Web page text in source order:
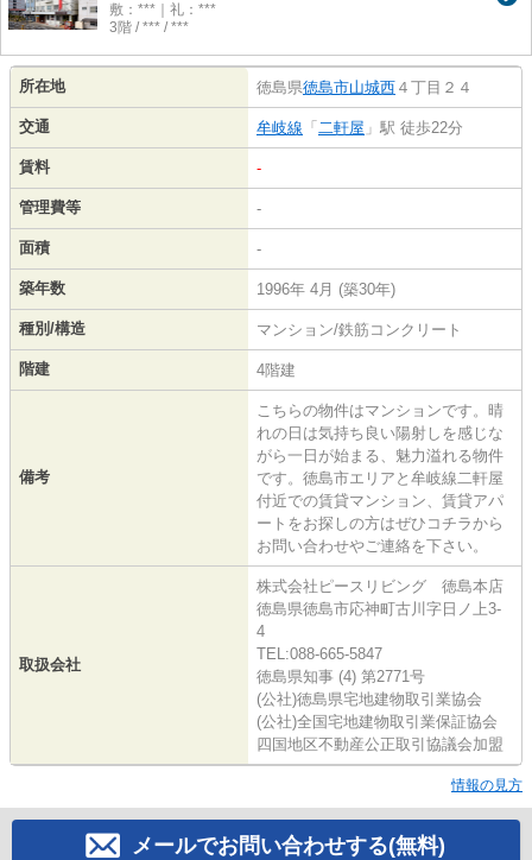
敷：***｜礼：***
3階 / *** / ***
所在地 徳島県徳島市山城西 ４丁目２４
交通 牟岐線 「 二軒屋 」駅 徒歩22分
賃料 -
管理費等 -
面積 -
築年数 1996年 4月 (築30年)
種別/構造 マンション/鉄筋コンクリート
階建 4階建
備考
こちらの物件はマンションです。晴
れの日は気持ち良い陽射しを感じな
がら一日が始まる、魅力溢れる物件
です。徳島市エリアと牟岐線二軒屋
付近での賃貸マンション、賃貸アパ
ートをお探しの方はぜひコチラから
お問い合わせやご連絡を下さい。
取扱会社
株式会社ピースリビング 徳島本店
徳島県徳島市応神町古川字日ノ上3-
4
TEL:088-665-5847
徳島県知事 (4) 第2771号
(公社)徳島県宅地建物取引業協会
(公社)全国宅地建物取引業保証協会
四国地区不動産公正取引協議会加盟
情報の見方
メールでお問い合わせする(無料)